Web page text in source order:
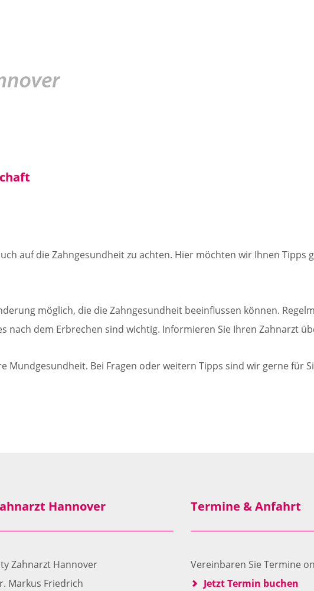
auf die Zahngesundheit zu achten. Hier möchten wir Ihnen Tipps
möglich, die die Zahngesundheit beeinflussen können.
nach dem Erbrechen sind wichtig. Informieren Sie Ihren Zahnarzt
Mundgesundheit. Bei Fragen oder weitern Tipps sind wir gerne für
Hannover
Zahnarzt Hannover
Markus Friedrich
Termine & Anfahrt
Vereinbaren Sie Termine
Jetzt Termin buchen